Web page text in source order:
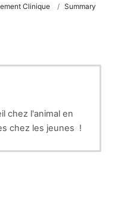
Clinique Summary
chez l'animal en
chez les jeunes !